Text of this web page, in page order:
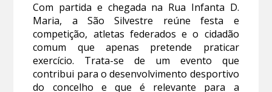
Com partida e chegada na Rua Infanta D.
Maria, a São Silvestre reúne festa e
competição, atletas federados e o cidadão
comum que apenas pretende praticar
exercício. Trata-se de um evento que
contribui para o desenvolvimento desportivo
do concelho e que é relevante para a